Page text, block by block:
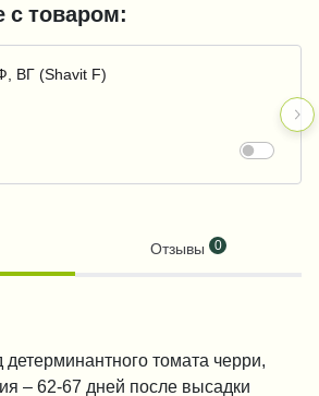
с товаром:
ВГ (Shavit F)
Отзывы 0
детерминантного томата черри,
– 62-67 дней после высадки